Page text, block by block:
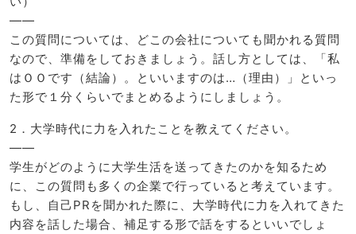
——
この質問については、どこの会社についても聞かれる質問
なので、準備をしておきましょう。話し方としては、「私
はＯＯです（結論）。といいますのは…（理由）」といっ
た形で１分くらいでまとめるようにしましょう。
2．大学時代に力を入れたことを教えてください。
——
学生がどのように大学生活を送ってきたのかを知るため
に、この質問も多くの企業で行っていると考えています。
もし、自己PRを聞かれた際に、大学時代に力を入れてきた
内容を話した場合、補足する形で話をするといいでしょ